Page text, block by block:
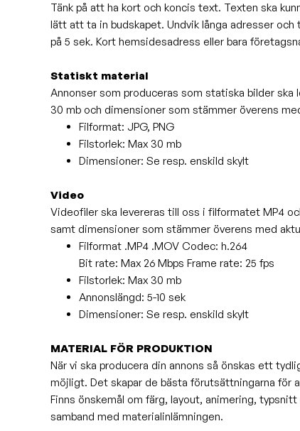
Tänk på att ha kort och koncis text. Texten ska
lätt att ta in budskapet. Undvik långa adresser
på 5 sek. Kort hemsidesadress eller bara
Statiskt material
Annonser som produceras som statiska bilder
30 mb och dimensioner som stämmer överens
Filformat: JPG, PNG
Filstorlek: Max 30 mb
Dimensioner: Se resp. enskild skylt
Video
Videofiler ska levereras till oss i filformatet MP4
samtdimensioner som stämmer överens med
Filformat .MP4 .MOV Codec: h.264
Bit rate: Max 26 Mbps Frame rate: 25 fps
Filstorlek: Max 30 mb
Annonslängd: 5-10 sek
Dimensioner: Se resp. enskild skylt
MATERIAL FÖR PRODUKTION
När vi ska producera din annons så önskas ett
möjligt. Det skapar de bästa förutsättningarna för
Finns önskemål om färg, layout, animering,
samband med materialinlämningen.